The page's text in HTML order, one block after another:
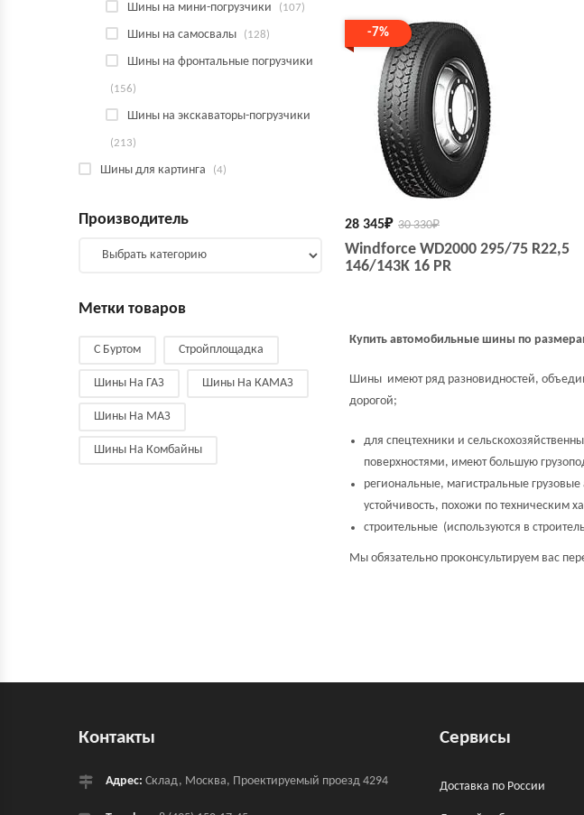
-7%
30 330₽
28 345₽
Windforce WD2000 295/75 R22,5
146/143K 16 PR
Купить автомобильные шины по
Шины имеют ряд разновидностей,
дорогой;
для спецтехники и
поверхностями, имеют большую
региональные, магистральные
устойчивость, похожи по техническим
строительные (используются в
Мы обязательно проконсультируем вас
Шины на мини-погрузчики (107)
Шины на самосвалы (128)
Шины на фронтальные погрузчики
(156)
Шины на экскаваторы-погрузчики
(213)
Шины для картинга (4)
Производитель
Метки товаров
С Буртом Стройплощадка
Шины На ГАЗ Шины На КАМАЗ
Шины На МАЗ
Шины На Комбайны
Контакты
Адрес: Склад, Москва, Проектируемый проезд 4294
Сервисы
Доставка по России